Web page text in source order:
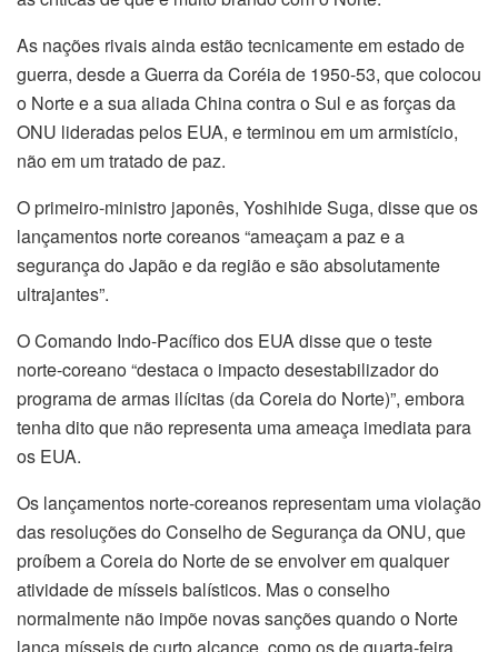
As nações rivais ainda estão tecnicamente em estado de
guerra, desde a Guerra da Coréia de 1950-53, que colocou
o Norte e a sua aliada China contra o Sul e as forças da
ONU lideradas pelos EUA, e terminou em um armistício,
não em um tratado de paz.
O primeiro-ministro japonês, Yoshihide Suga, disse que os
lançamentos norte coreanos “ameaçam a paz e a
segurança do Japão e da região e são absolutamente
ultrajantes”.
O Comando Indo-Pacífico dos EUA disse que o teste
norte-coreano “destaca o impacto desestabilizador do
programa de armas ilícitas (da Coreia do Norte)”, embora
tenha dito que não representa uma ameaça imediata para
os EUA.
Os lançamentos norte-coreanos representam uma violação
das resoluções do Conselho de Segurança da ONU, que
proíbem a Coreia do Norte de se envolver em qualquer
atividade de mísseis balísticos. Mas o conselho
normalmente não impõe novas sanções quando o Norte
lança mísseis de curto alcance, como os de quarta-feira.